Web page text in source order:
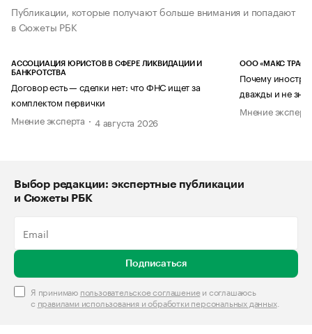
Публикации, которые получают больше внимания и попадают
в Сюжеты РБК
АССОЦИАЦИЯ ЮРИСТОВ В СФЕРЕ ЛИКВИДАЦИИ И
БАНКРОТСТВА
Договор есть — сделки нет: что ФНС ищет за
комплектом первички
Мнение эксперта
4 августа 2026
ООО «МАКС ТРАСТ»
Почему
дважды и не
Мнение
Выбор редакции: экспертные публикации
и Сюжеты РБК
Подписаться
Я принимаю пользовательское соглашениеи соглашаюсь
с правилами использования и обработки персональных данных.